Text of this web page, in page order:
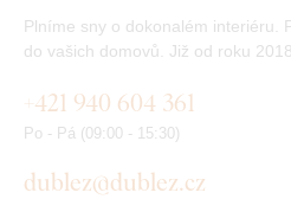
Plníme sny o dokonalém interiéru.
do vašich domovů. Již od roku
+421 940 604 361
Po - Pá (09:00 - 15:30)
dublez@dublez.cz